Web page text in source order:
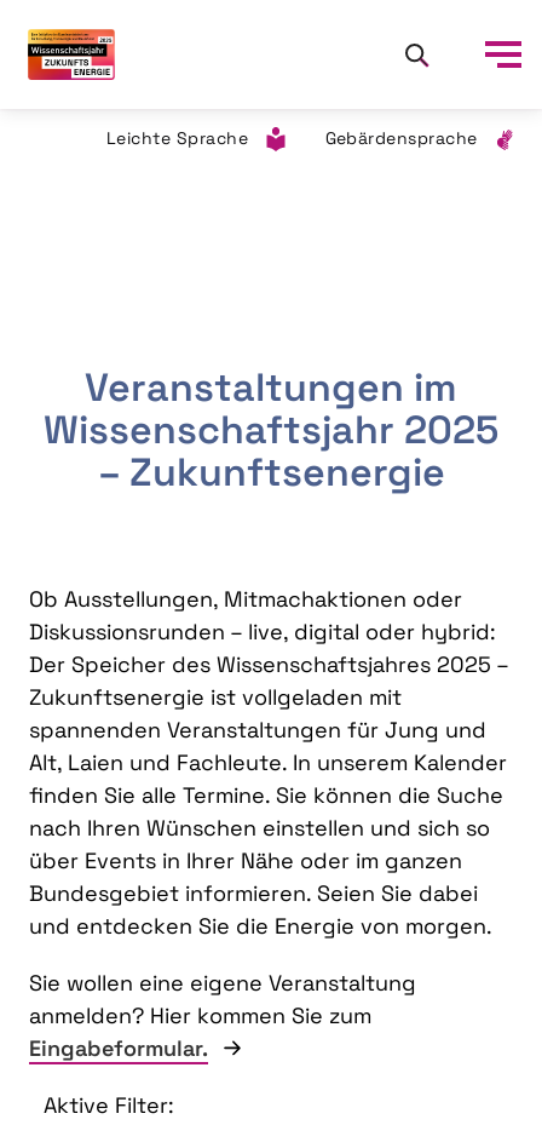
Leichte Sprache Gebärdensprache
Veranstaltungen im
Wissenschaftsjahr 2025
– Zukunftsenergie
Ob Ausstellungen, Mitmachaktionen oder
Diskussionsrunden – live, digital oder hybrid:
Der Speicher des Wissenschaftsjahres 2025 –
Zukunftsenergie ist vollgeladen mit
spannenden Veranstaltungen für Jung und
Alt, Laien und Fachleute. In unserem Kalender
finden Sie alle Termine. Sie können die Suche
nach Ihren Wünschen einstellen und sich so
über Events in Ihrer Nähe oder im ganzen
Bundesgebiet informieren. Seien Sie dabei
und entdecken Sie die Energie von morgen.
Sie wollen eine eigene Veranstaltung
anmelden? Hier kommen Sie zum
Eingabeformular.
Aktive Filter: